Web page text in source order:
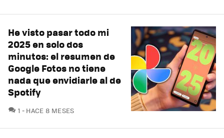
He visto pasar todo mi
2025 en solo dos
minutos: el resumen de
Google Fotos no tiene
nada que envidiarle al de
Spotify
1 COMENTARIOS
HACE 8 MESES